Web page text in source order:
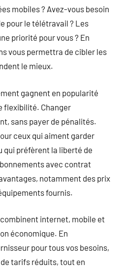
mobiles ? Avez-vous besoin
pour le télétravail ? Les
priorité pour vous ? En
vous permettra de cibler les
le mieux.
gagnent en popularité
flexibilité. Changer
sans payer de pénalités.
ceux qui aiment garder
qui préfèrent la liberté de
avec contrat
notamment des prix
fournis.
internet, mobile et
économique. En
pour tous vos besoins,
tarifs réduits, tout en